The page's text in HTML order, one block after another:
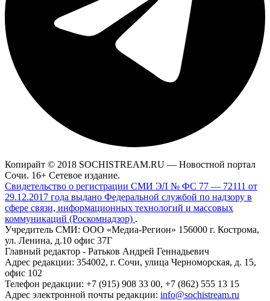
Копирайт © 2018 SOCHISTREAM.RU — Новостной портал
Сочи. 16+ Сетевое издание.
Свидетельство о регистрации СМИ ЭЛ № ФС 77 — 72111 от
29.12.2017 года выдано Федеральной службой по надзору в
сфере связи, информационных технологий и массовых
коммуникаций (Роскомнадзор) .
Учредитель СМИ: ООО «Медиа-Регион» 156000 г. Кострома,
ул. Ленина, д.10 офис 37Г
Главный редактор - Ратьков Андрей Геннадьевич
Адрес редакции: 354002, г. Сочи, улица Черноморская, д. 15,
офис 102
Телефон редакции: +7 (915) 908 33 00, +7 (862) 555 13 15
Адрес электронной почты редакции: info@sochistream.ru